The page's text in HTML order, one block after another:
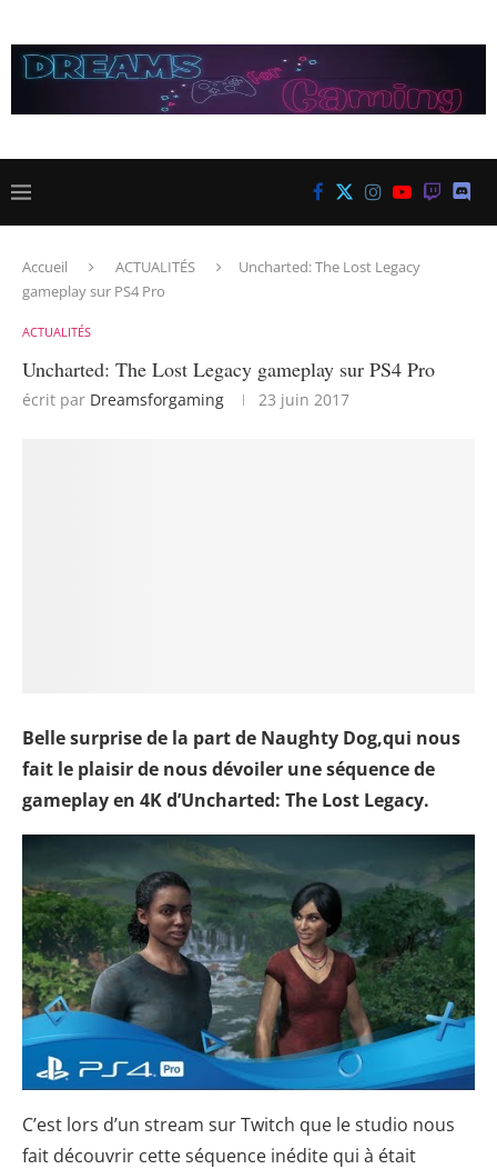
Accueil ACTUALITÉS
Uncharted: The Lost Legacy
gameplay sur PS4 Pro
ACTUALITÉS
Uncharted: The Lost Legacy gameplay sur PS4 Pro
écrit par Dreamsforgaming 23 juin 2017
Belle surprise de la part de Naughty Dog,qui nous
fait le plaisir de nous dévoiler une séquence de
gameplay en 4K d’Uncharted: The Lost Legacy.
C’est lors d’un stream sur Twitch que le studio nous
fait découvrir cette séquence inédite qui à était